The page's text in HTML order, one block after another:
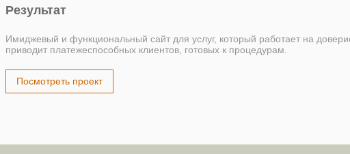
Результат
Имиджевый и функциональный сайт для услуг, который работает на
приводит платежеспособных клиентов, готовых к процедурам.
Посмотреть проект
и цене.
ПОДХОД К РАБОТЕ?